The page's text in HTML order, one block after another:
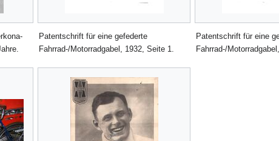
Patentschrift für eine gefederte
Fahrrad-/Motorradgabel, 1932, Seite 1.
Patentschrift für eine
Fahrrad-/